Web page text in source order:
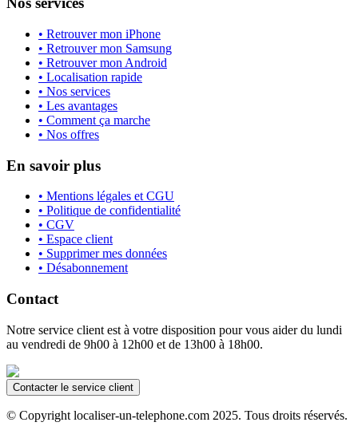
• Retrouver mon iPhone
• Retrouver mon Samsung
• Retrouver mon Android
• Localisation rapide
• Nos services
• Les avantages
• Comment ça marche
• Nos offres
En savoir plus
• Mentions légales et CGU
• Politique de confidentialité
• CGV
• Espace client
• Supprimer mes données
• Désabonnement
Contact
Notre service client est à votre disposition pour vous aider du lundi
au vendredi de 9h00 à 12h00 et de 13h00 à 18h00.
Contacter le service client
© Copyright localiser-un-telephone.com 2025. Tous droits réservés.